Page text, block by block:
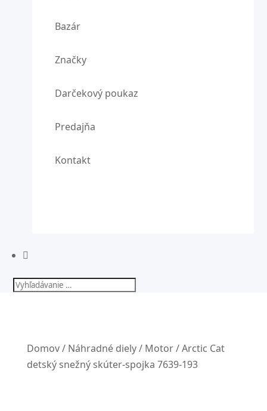
Bazár
Značky
Darčekový poukaz
Predajňa
Kontakt

Domov/ Náhradné diely/ Motor/ Arctic Cat
detský snežný skúter-spojka 7639-193